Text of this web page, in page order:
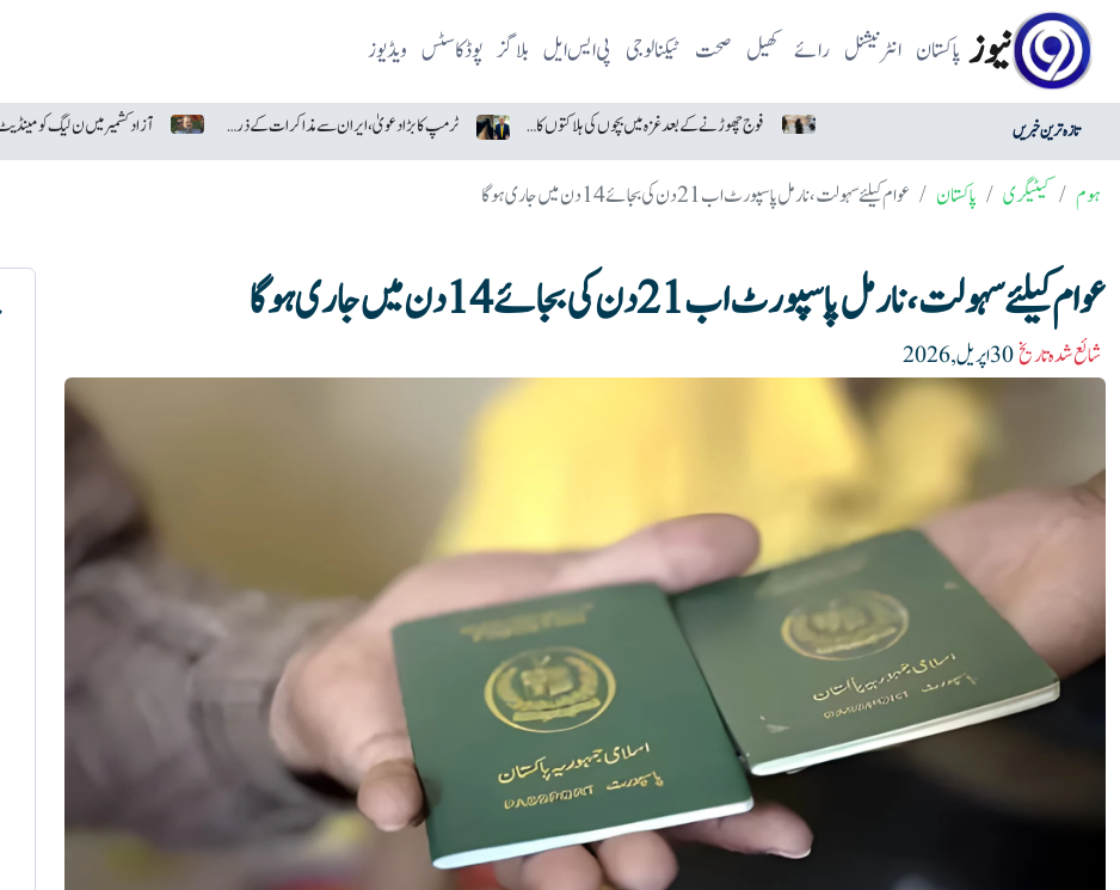
نیوز پاکستان انٹرنیشنل رائے کھیل صحت ٹیکنالوجی پی ایس ایل بلاگز پوڈکاسٹس ویڈیوز
تازہ ترین خبریں
پر بچوں کی ذہنی صحت سے متعلق بڑا جرمانہ عائد فوج چھوڑنے کے بعد غزہ میں بچوں کی ہلاکتوں کا احساس ہوا: سابق اسرائیلی فوجی ٹرمپ کا بڑا دعویٰ، ایران سے مذاکرات کے ذریعے جنگ ختم ہونے کا امکان
ہوم کیٹیگری پاکستان عوام کیلئے سہولت، نارمل پاسپورٹ اب 21 دن کی بجائے 14 دن میں جاری ہوگا
عوام کیلئے سہولت، نارمل پاسپورٹ اب 21 دن کی بجائے 14 دن میں جاری ہوگا
شائع شدہ تاریخ